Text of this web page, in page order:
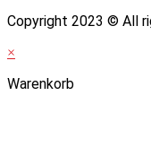
Copyright 2023 © All
×
Warenkorb